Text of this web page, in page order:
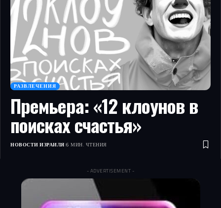
РАЗВЛЕЧЕНИЯ
Премьера: «12 клоунов в
поисках счастья»
НОВОСТИ ИЗРАИЛЯ 6 МИН. ЧТЕНИЯ
- ADVERTISEMENT -